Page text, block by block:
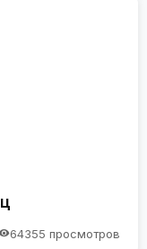
64355 просмотров